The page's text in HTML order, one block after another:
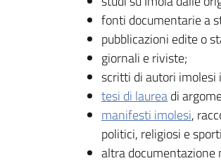
fonti documentarie a
pubblicazioni edite o
giornali e riviste;
scritti di autori imolesi
tesi di laureadi
manifesti imolesi,
politici, religiosi e
altra